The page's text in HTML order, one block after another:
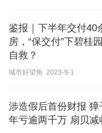
来的最高水平；目
债率约为44%，保
平，公司希望通过
更灵活的姿态应对
3月10日当天，
鉴报｜下半年交付40
房，“保交付”下碧桂
自救？
城市好望角 2023-9-1
涉造假后首份财报 獐
年亏逾两千万 扇贝减